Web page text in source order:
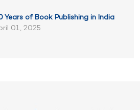
Years of Book Publishing in India
01, 2025